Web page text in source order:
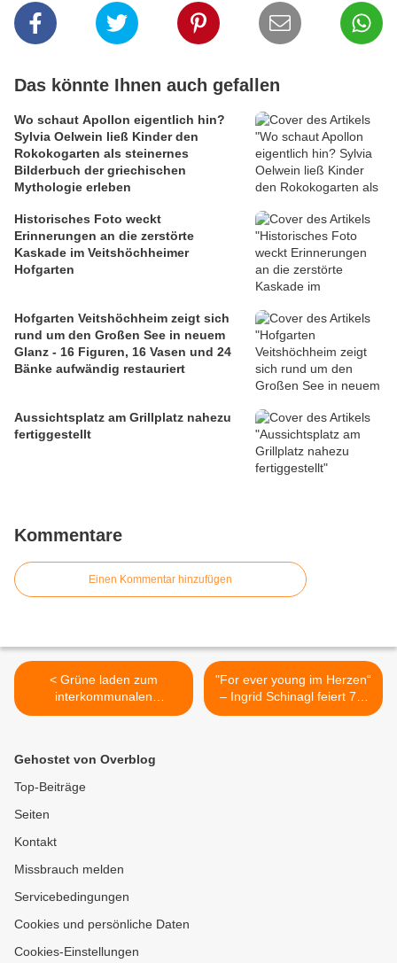
Das könnte Ihnen auch gefallen
Wo schaut Apollon eigentlich hin?
Sylvia Oelwein ließ Kinder den
Rokokogarten als steinernes
Bilderbuch der griechischen
Mythologie erleben
Historisches Foto weckt
Erinnerungen an die zerstörte
Kaskade im Veitshöchheimer
Hofgarten
Hofgarten Veitshöchheim zeigt sich
rund um den Großen See in neuem
Glanz - 16 Figuren, 16 Vasen und 24
Bänke aufwändig restauriert
Aussichtsplatz am Grillplatz nahezu
fertiggestellt
Kommentare
Einen Kommentar hinzufügen
< Grüne laden zum
interkommunalen
Bouleturnier am 21.
"For ever young im Herzen“
– Ingrid Schinagl feiert 70.
Geburtstag >
Gehostet von Overblog
Top-Beiträge
Seiten
Kontakt
Missbrauch melden
Servicebedingungen
Cookies und persönliche Daten
Cookies-Einstellungen